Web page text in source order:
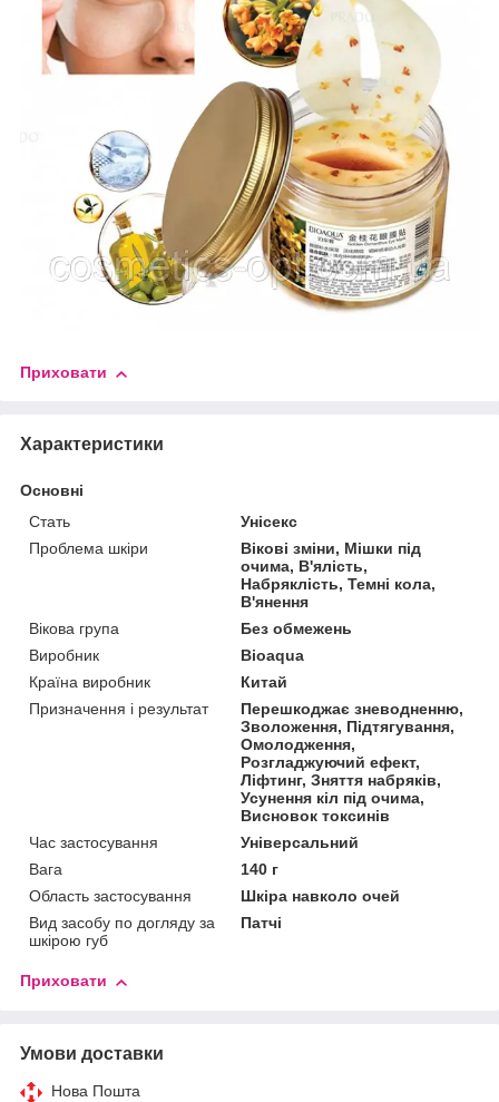
Приховати
Характеристики
Основні
Стать
Унісекс
Проблема шкіри
Вікові зміни, Мішки під
очима, В'ялість,
Набряклість, Темні кола,
В'янення
Вікова група
Без обмежень
Виробник
Bioaqua
Країна виробник
Китай
Призначення і результат
Перешкоджає зневодненню,
Зволоження, Підтягування,
Омолодження,
Розгладжуючий ефект,
Ліфтинг, Зняття набряків,
Усунення кіл під очима,
Висновок токсинів
Час застосування
Універсальний
Вага
140 г
Область застосування
Шкіра навколо очей
Вид засобу по догляду за
шкірою губ
Патчі
Приховати
Умови доставки
Нова Пошта